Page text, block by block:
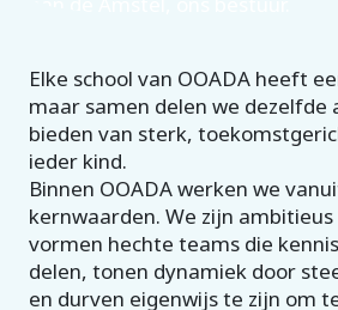
Elke school van OOADA heeft
maar samen delen we dezelfde
bieden van sterk,
ieder kind.
Binnen OOADA werken we
kernwaarden. We zijn
vormen hechte teams die
delen, tonen dynamiek door
en durven eigenwijs te zijn om